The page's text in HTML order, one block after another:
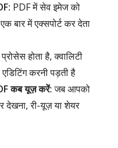
PDF में सेव इमेज को
बार में एक्सपोर्ट कर देता
होता है, क्वालिटी
करनी पड़ती है
कब यूज़ करें:जब आपको
देखना, री-यूज़ या शेयर